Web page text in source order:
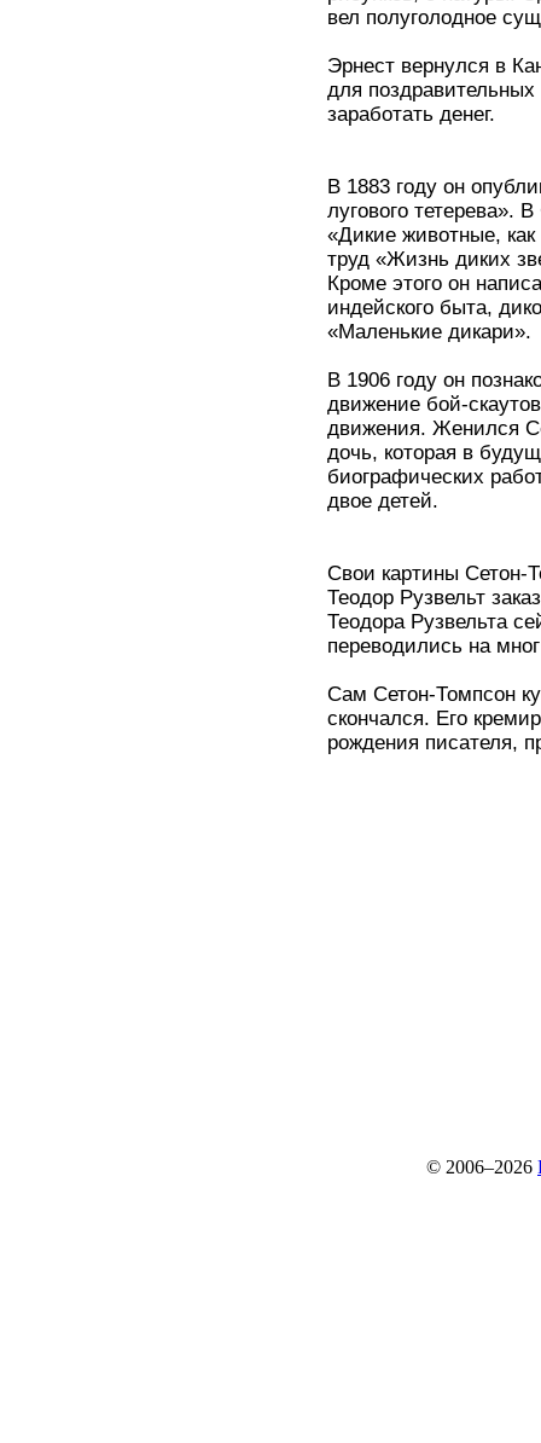
вел полуголодное
Эрнест вернулся в
для
заработать денег.
В 1883 году он
лугового тетерева».
«Дикие животные,
труд «Жизнь диких
Кроме этого он
индейского быта,
«Маленькие дикари».
В 1906 году он
движение бой-
движения. Женился
дочь, которая в
биографических
двое детей.
Свои картины Сетон-
Теодор Рузвельт
Теодора Рузвельта
переводились на
Сам Сетон-Томпсон
скончался. Его
рождения писателя,
© 2006–2026